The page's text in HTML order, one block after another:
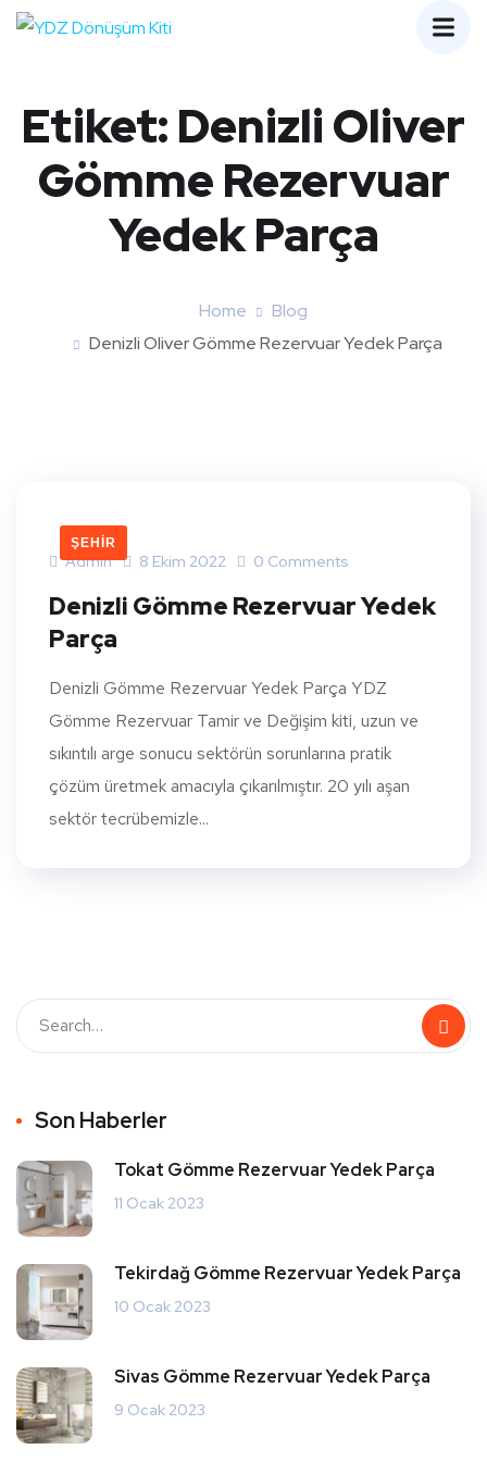
Etiket:Denizli Oliver
Gömme Rezervuar
Yedek Parça
Home
Blog
Denizli Oliver Gömme Rezervuar Yedek Parça
ŞEHIR
Admin 8 Ekim 2022 0 Comments
Denizli Gömme Rezervuar Yedek
Parça
Denizli Gömme Rezervuar Yedek Parça YDZ
Gömme Rezervuar Tamir ve Değişim kiti, uzun ve
sıkıntılı arge sonucu sektörün sorunlarına pratik
çözüm üretmek amacıyla çıkarılmıştır. 20 yılı aşan
sektör tecrübemizle...
Son Haberler
Tokat Gömme Rezervuar Yedek Parça
11 Ocak 2023
Tekirdağ Gömme Rezervuar Yedek Parça
10 Ocak 2023
Sivas Gömme Rezervuar Yedek Parça
9 Ocak 2023